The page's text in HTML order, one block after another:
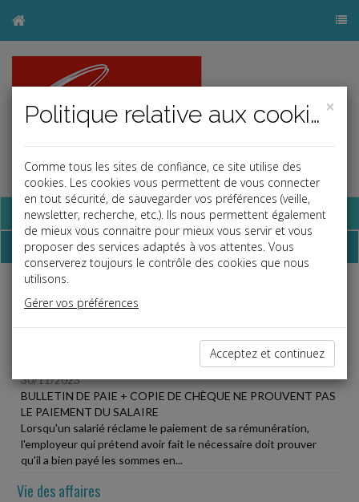
Base documentaire
Dépêches
Liste des dernières dépêches
30/11/2023
BULLETIN DE PAIE + COPIE DE CHÈQUE NE PROUVENT PAS
LE PAIEMENT DU SALAIRE
Lorsqu'un salarié réclame le paiement de sa rémunération,
l'employeur qui prétend avoir fait le nécessaire doit prouver
qu'il a bien payé les sommes en...
Vie des affaires
×
Politique relative aux cookies
Comme tous les sites de confiance, ce site utilise des
cookies. Les cookies vous permettent de vous connecter
en tout sécurité, de sauvegarder vos préférences (veille,
newsletter, recherche, etc.). Ils nous permettent également
de mieux vous connaitre pour mieux vous servir et vous
proposer des services adaptés à vos attentes. Vous
conserverez toujours le contrôle des cookies que nous
utilisons.
Gérer vos préférences
Acceptez et continuez